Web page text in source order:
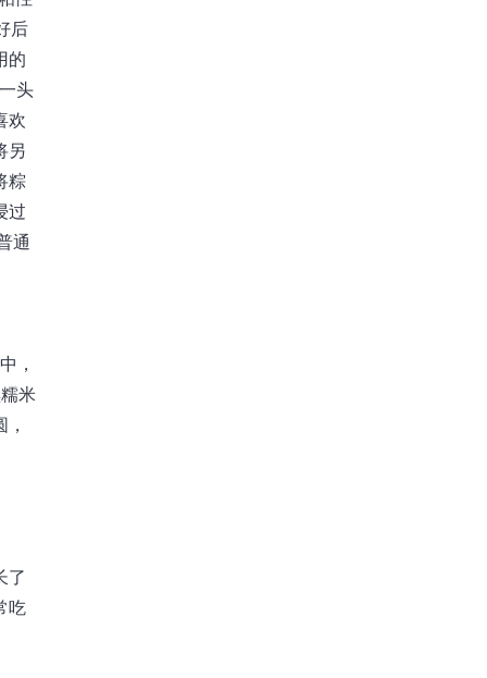
后
的
头
欢
另
粽
过
通
，
米
了
吃